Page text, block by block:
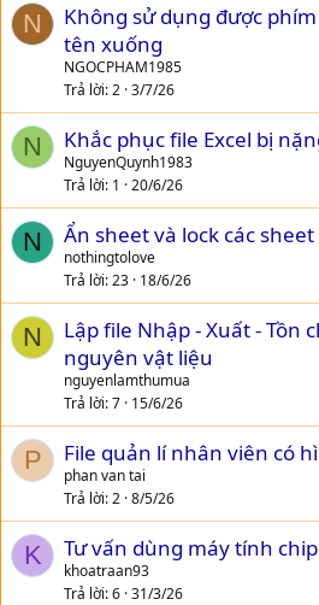
N
Không sử dụng được
tên xuống
NGOCPHAM1985
Trả lời 2 3/7/26
N Khắc phục file Excel bị
NguyenQuynh1983
Trả lời 1 20/6/26
N Ẩn sheet và lock các
nothingtolove
Trả lời 23 18/6/26
N
Lập file Nhập - Xuất - Tồn
nguyên vật liệu
nguyenlamthumua
Trả lời 7 15/6/26
P File quản lí nhân viên có
phan van tai
Trả lời 2 8/5/26
K Tư vấn dùng máy tính
khoatraan93
Trả lời 6 31/3/26